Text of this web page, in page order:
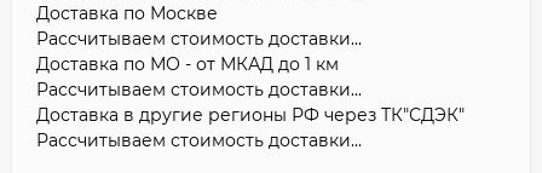
Доставка по Москве
Рассчитываем стоимость доставки...
Доставка по МО - от МКАД до 1 км
Рассчитываем стоимость доставки...
Доставка в другие регионы РФ через ТК"СДЭК"
Рассчитываем стоимость доставки...